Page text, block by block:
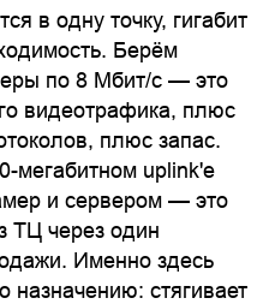
в одну точку, гигабит
Берём
по 8 Мбит/с — это
видеотрафика, плюс
плюс запас.
мегабитном uplink'е
и сервером — это
ТЦ через один
Именно здесь
назначению: стягивает